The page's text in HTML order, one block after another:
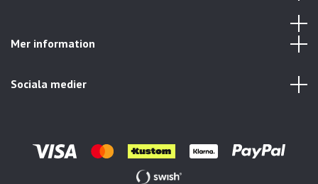
Mer information
Sociala medier